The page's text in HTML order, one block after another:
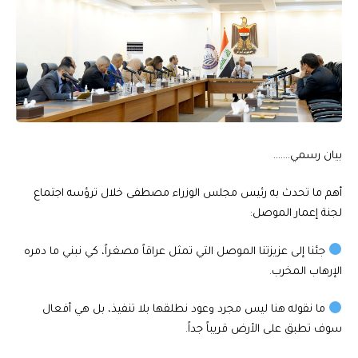
بيان رسمي…….
أهم ما تحدث به رئيس مجلس الوزراء مصطفى خلال ترؤسه اجتماع
لجنة إعمار الموصل:
جئنا إلى عزيزتنا الموصل التي تمثل عراقاً مصغراً، كي نبني ما دمره
الإرهاب المخرب.
ما نقوله هنا ليس مجرد وعود نطلقها بلا تنفيذ، بل هي أفعال
سوف تطبق على الأرض قريباً جداً.